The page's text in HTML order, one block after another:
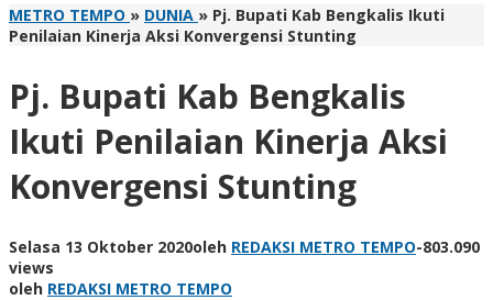
METRO TEMPO » DUNIA » Pj. Bupati Kab Bengkalis Ikuti
Penilaian Kinerja Aksi Konvergensi Stunting
Pj. Bupati Kab Bengkalis
Ikuti Penilaian Kinerja Aksi
Konvergensi Stunting
Selasa 13 Oktober 2020oleh REDAKSI METRO TEMPO-803.090
views
oleh REDAKSI METRO TEMPO